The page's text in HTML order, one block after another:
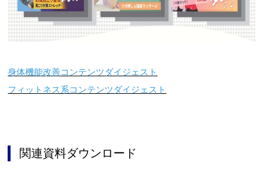
身体機能改善コンテンツダイジェスト
フィットネス系コンテンツダイジェスト
関連資料ダウンロード